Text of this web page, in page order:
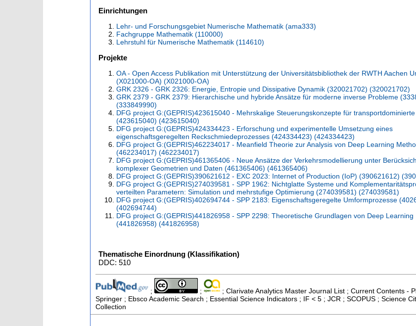
Einrichtungen
Lehr- und Forschungsgebiet Numerische Mathematik (ama333)
Fachgruppe Mathematik (110000)
Lehrstuhl für Numerische Mathematik (114610)
Projekte
OA - Open Access Publikation mit Unterstützung der Universitätsbibliothek der RWTH Aachen
(X021000-OA) (X021000-OA)
GRK 2326 - GRK 2326: Energie, Entropie und Dissipative Dynamik (320021702) (320021702)
GRK 2379 - GRK 2379: Hierarchische und hybride Ansätze für moderne inverse Probleme
(333849990)
DFG project G:(GEPRIS)423615040 - Mehrskalige Steuerungskonzepte für
(423615040) (423615040)
DFG project G:(GEPRIS)424334423 - Erforschung und experimentelle Umsetzung eines
eigenschaftsgeregelten Reckschmiedeprozesses (424334423) (424334423)
DFG project G:(GEPRIS)462234017 - Meanfield Theorie zur Analysis von Deep Learning
(462234017) (462234017)
DFG project G:(GEPRIS)461365406 - Neue Ansätze der Verkehrsmodellierung unter
komplexer Geometrien und Daten (461365406) (461365406)
DFG project G:(GEPRIS)390621612 - EXC 2023: Internet of Production (IoP) (390621612)
DFG project G:(GEPRIS)274039581 - SPP 1962: Nichtglatte Systeme und
verteilten Parametern: Simulation und mehrstufige Optimierung (274039581) (274039581)
DFG project G:(GEPRIS)402694744 - SPP 2183: Eigenschaftsgeregelte Umformprozesse
(402694744)
DFG project G:(GEPRIS)441826958 - SPP 2298: Theoretische Grundlagen von Deep Learning
(441826958) (441826958)
Thematische Einordnung (Klassifikation)
DDC: 510
; ;
; Clarivate Analytics Master Journal List ; Current Contents -
Springer ; Ebsco Academic Search ; Essential Science Indicators ; IF < 5 ; JCR ; SCOPUS ; Science
Collection